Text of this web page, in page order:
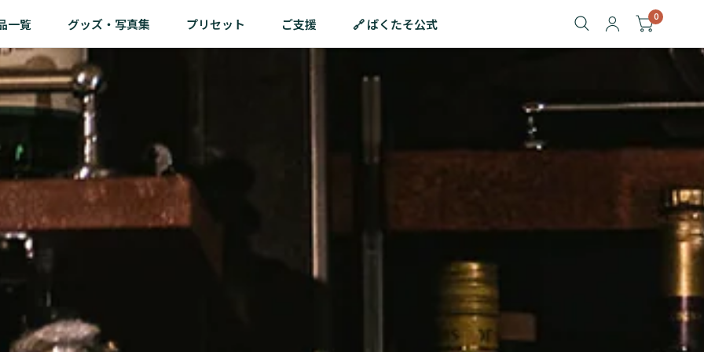
一覧 グッズ・写真集 プリセット ご支援 🔗 ぱくたそ公式 0